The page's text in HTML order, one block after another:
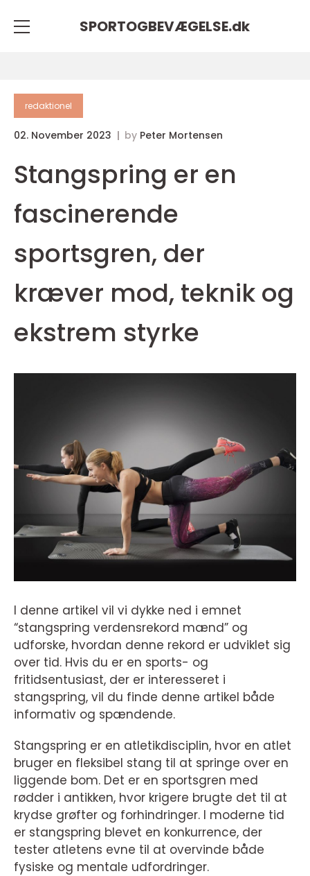
SPORTOGBEVÆGELSE.dk
redaktionel
02. November 2023 by Peter Mortensen
Stangspring er en
fascinerende
sportsgren, der
kræver mod, teknik og
ekstrem styrke
I denne artikel vil vi dykke ned i emnet
“stangspring verdensrekord mænd” og
udforske, hvordan denne rekord er udviklet sig
over tid. Hvis du er en sports- og
fritidsentusiast, der er interesseret i
stangspring, vil du finde denne artikel både
informativ og spændende.
Stangspring er en atletikdisciplin, hvor en atlet
bruger en fleksibel stang til at springe over en
liggende bom. Det er en sportsgren med
rødder i antikken, hvor krigere brugte det til at
krydse grøfter og forhindringer. I moderne tid
er stangspring blevet en konkurrence, der
tester atletens evne til at overvinde både
fysiske og mentale udfordringer.